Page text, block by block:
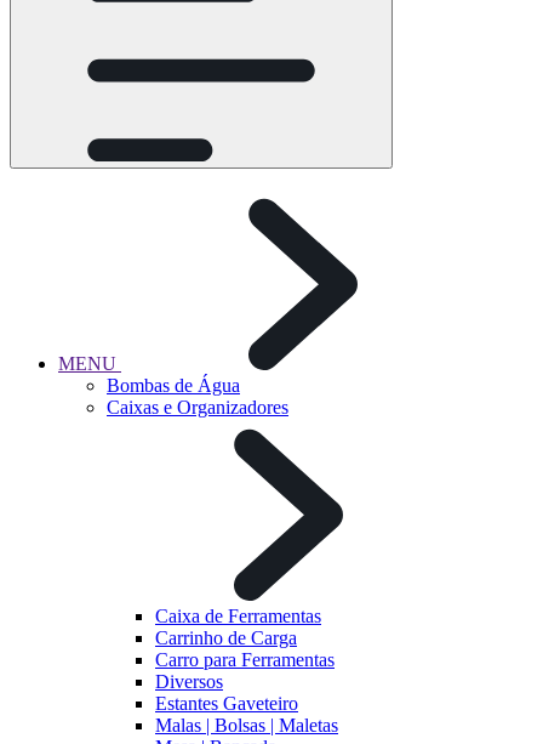
MENU
Bombas de Água
Caixas e Organizadores
Caixa de Ferramentas
Carrinho de Carga
Carro para Ferramentas
Diversos
Estantes Gaveteiro
Malas | Bolsas | Maletas